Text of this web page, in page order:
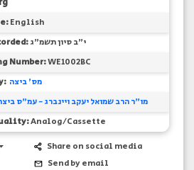
English
י"ב סיון תשמ"ג
Number:WE1002BC
מס' ביצה
מו"ר הרב שמואל יעקב ויינברג - עמ"ס
Analog/Cassette
Share on social media
Send by email